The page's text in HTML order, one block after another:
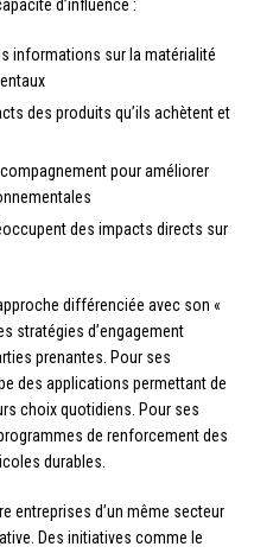
d’influence :
informations sur la matérialité
des produits qu’ils achètent et
pour améliorer
des impacts directs sur
différenciée avec son «
stratégies d’engagement
prenantes. Pour ses
des applications permettant de
choix quotidiens. Pour ses
de renforcement des
durables.
entreprises d’un même secteur
Des initiatives comme le